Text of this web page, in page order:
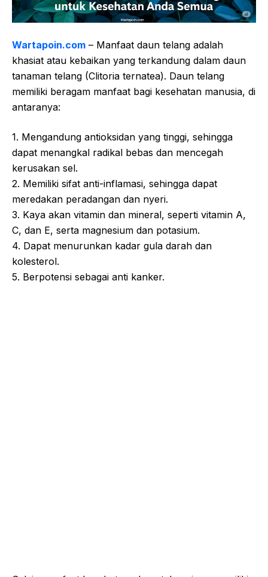
Wartapoin.com – Manfaat daun telang adalah
khasiat atau kebaikan yang terkandung dalam daun
tanaman telang (Clitoria ternatea). Daun telang
memiliki beragam manfaat bagi kesehatan manusia, di
antaranya:
1. Mengandung antioksidan yang tinggi, sehingga
dapat menangkal radikal bebas dan mencegah
kerusakan sel.
2. Memiliki sifat anti-inflamasi, sehingga dapat
meredakan peradangan dan nyeri.
3. Kaya akan vitamin dan mineral, seperti vitamin A,
C, dan E, serta magnesium dan potasium.
4. Dapat menurunkan kadar gula darah dan
kolesterol.
5. Berpotensi sebagai anti kanker.